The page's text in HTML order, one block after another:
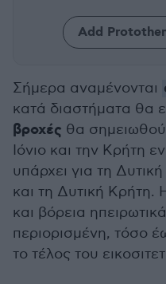
Add
Σήμερα αναμένονται
κατά διαστήματα θα
βροχές θα
Ιόνιο και την Κρήτη
υπάρχει για τη
και τη Δυτική Κρήτη.
και βόρεια
περιορισμένη, τόσο
το τέλος του